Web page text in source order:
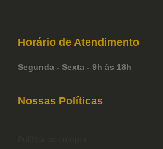
Horário de Atendimento
Segunda - Sexta - 9h às 18h
Nossas Políticas